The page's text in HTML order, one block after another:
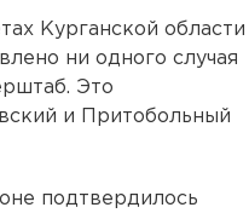
Курганской области
ни одного случая
Это
и Притобольный
подтвердилось